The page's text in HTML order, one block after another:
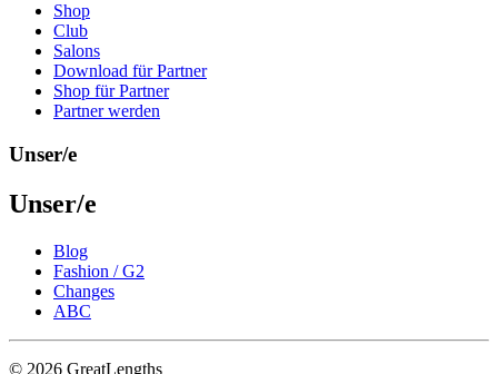
Shop
Club
Salons
Download für Partner
Shop für Partner
Partner werden
Unser/e
Unser/e
Blog
Fashion / G2
Changes
ABC
© 2026 GreatLengths